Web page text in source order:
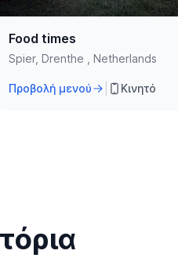
Food times
Spier, Drenthe , Netherlands
Προβολή μενού Κινητό